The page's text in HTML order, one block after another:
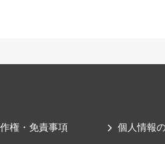
権・免責事項 個人情報